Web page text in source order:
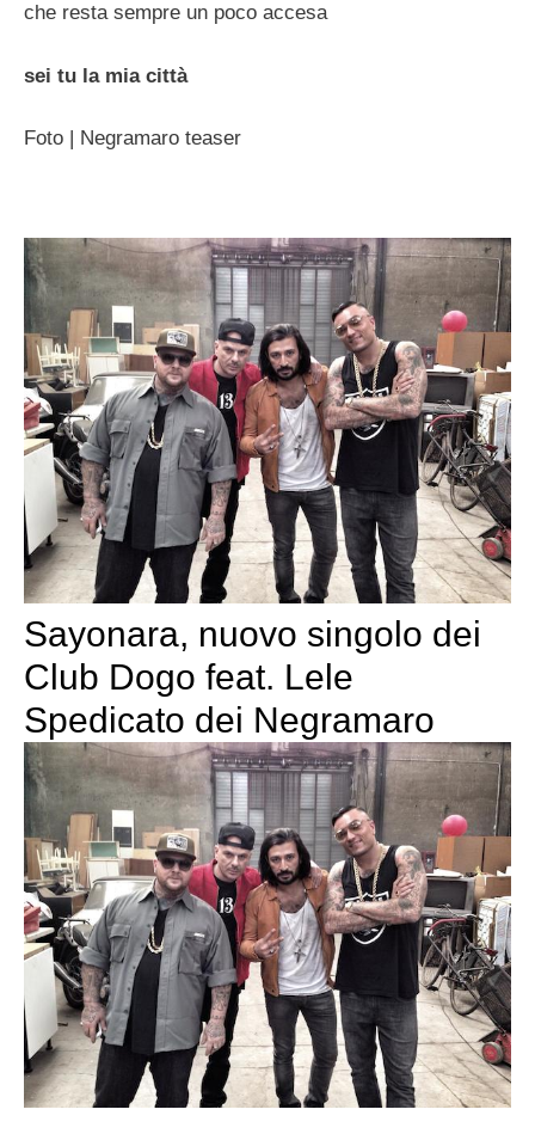
che resta sempre un poco accesa
sei tu la mia città
Foto | Negramaro teaser
Sayonara, nuovo singolo dei
Club Dogo feat. Lele
Spedicato dei Negramaro